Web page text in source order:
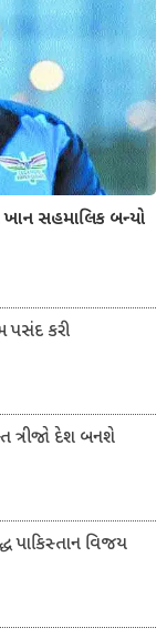
ખાન સહમાલિક બન્યો
પસંદ કરી
ત્રીજો દેશ બનશે
પાકિસ્તાન વિજય